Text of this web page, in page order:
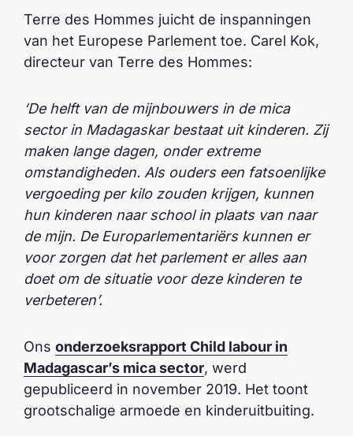
Terre des Hommes juicht de inspanningen
van het Europese Parlement toe. Carel Kok,
directeur van Terre des Hommes:
‘De helft van de mijnbouwers in de mica
sector in Madagaskar bestaat uit kinderen. Zij
maken lange dagen, onder extreme
omstandigheden. Als ouders een fatsoenlijke
vergoeding per kilo zouden krijgen, kunnen
hun kinderen naar school in plaats van naar
de mijn. De Europarlementariërs kunnen er
voor zorgen dat het parlement er alles aan
doet om de situatie voor deze kinderen te
verbeteren’.
Ons onderzoeksrapport Child labour in
Madagascar’s mica sector, werd
gepubliceerd in november 2019. Het toont
grootschalige armoede en kinderuitbuiting.